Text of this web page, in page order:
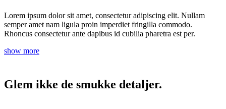
Lorem ipsum dolor sit amet, consectetur adipiscing elit. Nullam
semper amet nam ligula proin imperdiet fringilla commodo.
Rhoncus consectetur ante dapibus id cubilia pharetra est per.
show more
Glem ikke de smukke detaljer.